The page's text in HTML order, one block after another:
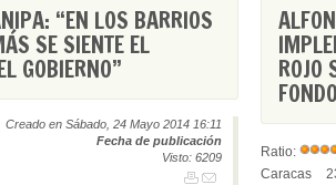
“EN LOS BARRIOS
SE SIENTE EL
GOBIERNO”
Creado en Sábado, 24 Mayo 2014 16:11
Fecha de publicación
Visto: 6209
ROJO
Ratio:
Caracas